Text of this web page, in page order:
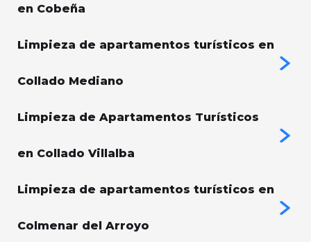
en Cobeña
Limpieza de apartamentos turísticos en
Collado Mediano
Limpieza de Apartamentos Turísticos
en Collado Villalba
Limpieza de apartamentos turísticos en
Colmenar del Arroyo